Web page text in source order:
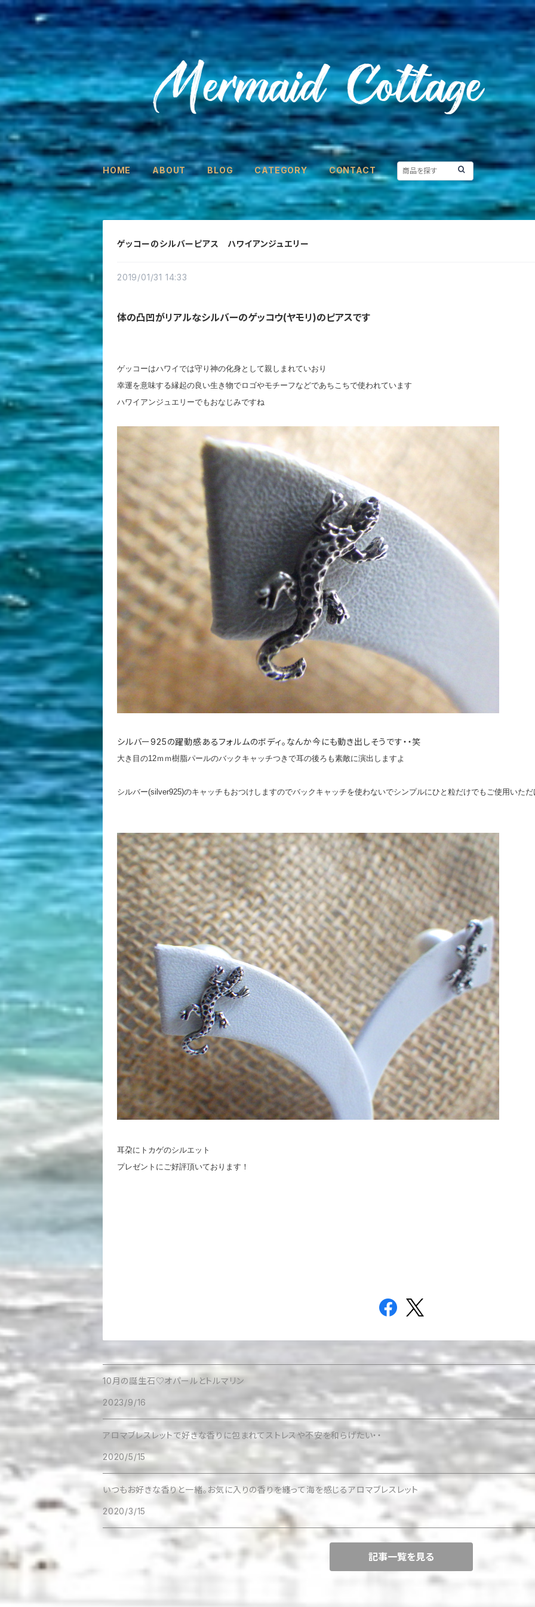
HOME ABOUT BLOG CATEGORY CONTACT
ゲッコーのシルバーピアス ハワイアンジュエリー
2019/01/31 14:33
体の凸凹がリアルなシルバーのゲッコウ(ヤモリ)のピアスです
ゲッコーはハワイでは守り神の化身として親しまれていおり
幸運を意味する縁起の良い生き物でロゴやモチーフなどであちこちで使われています
ハワイアンジュエリーでもおなじみですね
シルバー925の躍動感あるフォルムのボディ。なんか今にも動き出しそうです・・笑
大き目の12ｍｍ樹脂パールのバックキャッチつきで耳の後ろも素敵に演出しますよ
シルバー(silver925)のキャッチもおつけしますのでバックキャッチを使わないでシンプルにひと粒だけでもご使用いた
耳朶にトカゲのシルエット
プレゼントにご好評頂いております！
10月の誕生石♡オパールとトルマリン
2023/9/16
アロマブレスレットで好きな香りに包まれてストレスや不安を和らげたい・・
2020/5/15
いつもお好きな香りと一緒。お気に入りの香りを纏って海を感じるアロマブレスレット
2020/3/15
記事一覧を見る